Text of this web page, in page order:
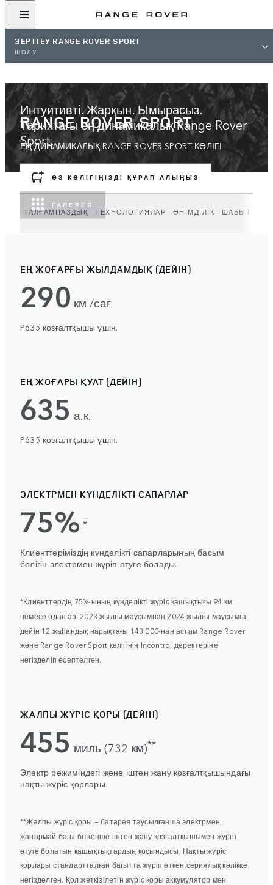
ЗЕРТТЕУ RANGE ROVER SPORT
ШОЛУ
RANGE ROVER SPORT
ЕҢ ДИНАМИКАЛЫҚ RANGE ROVER SPORT КӨЛІГІ
ӨЗ КӨЛІГІҢІЗДІ ҚҰРАП АЛЫҢЫЗ
ГАЛЕРЕЯ
Интуитивті. Жарқын. Ымырасыз.
Тарихтағы ең динамикалық Range Rover
Sport.
ТАЛҒАМПАЗДЫҚ ТЕХНОЛОГИЯЛАР ӨНІМДІЛІК ШАБЫТ АЛУ
ЕҢ ЖОҒАРҒЫ ЖЫЛДАМДЫҚ (ДЕЙІН)
290 км /сағ
P635 қозғалтқышы үшін.
ЕҢ ЖОҒАРЫ ҚУАТ (ДЕЙІН)
635 а.к.
P635 қозғалтқышы үшін.
ЭЛЕКТРМЕН КҮНДЕЛІКТІ САПАРЛАР
75% *
Клиенттеріміздің күнделікті сапарларының басым
бөлігін электрмен жүріп өтуге болады.
*Клиенттердің 75%-ының күнделікті жүріс қашықтығы 94 км
немесе одан аз. 2023 жылғы маусымнан 2024 жылғы маусымға
дейін 12 жаһандық нарықтағы 143 000-нан астам Range Rover
және Range Rover Sport көлігінің Incontrol деректеріне
негізделіп есептелген.
ЖАЛПЫ ЖҮРІС ҚОРЫ (ДЕЙІН)
455 миль (732 км)**
Электр режиміндегі және іштен жану қозғалтқышындағы
нақты жүріс қорлары.
**Жалпы жүріс қоры — батарея таусылғанша электрмен,
жанармай багы біткенше іштен жану қозғалтқышымен жүріп
өтуге болатын қашықтықтардың қосындысы. Нақты жүріс
қорлары стандартталған бағытта жүріп өткен сериялық көлікке
негізделген. Қол жеткізілетін жүріс қоры аккумулятор мен